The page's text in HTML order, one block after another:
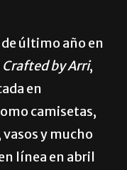
último año en
Crafted by Arri,
en
camisetas,
y mucho
línea en abril